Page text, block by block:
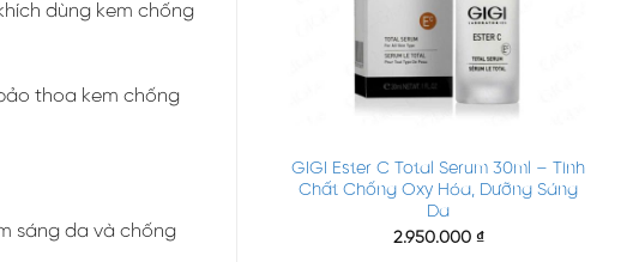
dùng kem chống
thoa kem chống
sáng da và chống
GIGI Ester C Total Serum 30ml – Tinh
Chất Chống Oxy Hóa, Dưỡng Sáng
Da
2.950.000 ₫